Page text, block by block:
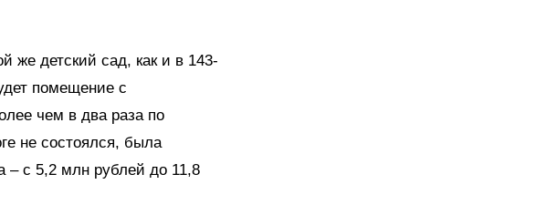
же детский сад, как и в 143-
помещение с
чем в два раза по
не состоялся, была
– с 5,2 млн рублей до 11,8